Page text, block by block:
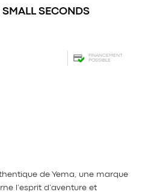
SMALL SECONDS
FINANCEMENT
POSSIBLE
de Yema, une marque
l’esprit d’aventure et